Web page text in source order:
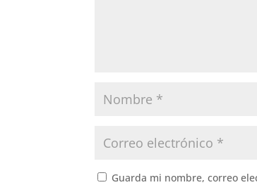
Guarda mi nombre, correo